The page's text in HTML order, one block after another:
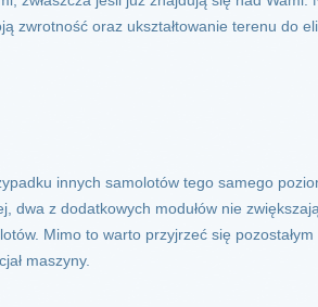
zwrotność oraz ukształtowanie terenu do
innych samolotów tego samego
dwa z dodatkowych modułów nie
Mimo to warto przyjrzeć się
maszyny.